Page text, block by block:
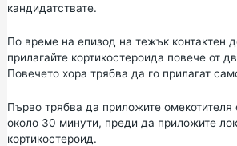
кандидатствате.
По време на епизод на тежък контактен
прилагайте кортикостероида повече от
Повечето хора трябва да го прилагат
Първо трябва да приложите омекотителя
около 30 минути, преди да приложите
кортикостероид.